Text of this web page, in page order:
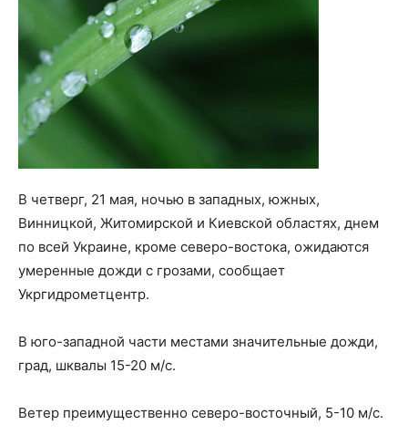
В четверг, 21 мая, ночью в западных, южных,
Винницкой, Житомирской и Киевской областях, днем
по всей Украине, кроме северо-востока, ожидаются
умеренные дожди с грозами, сообщает
Укргидрометцентр.
В юго-западной части местами значительные дожди,
град, шквалы 15-20 м/с.
Ветер преимущественно северо-восточный, 5-10 м/с.